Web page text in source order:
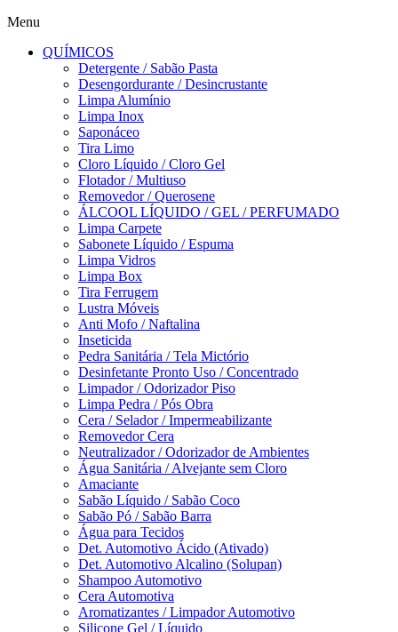
Menu
QUÍMICOS
Detergente / Sabão Pasta
Desengordurante / Desincrustante
Limpa Alumínio
Limpa Inox
Saponáceo
Tira Limo
Cloro Líquido / Cloro Gel
Flotador / Multiuso
Removedor / Querosene
ÁLCOOL LÍQUIDO / GEL / PERFUMADO
Limpa Carpete
Sabonete Líquido / Espuma
Limpa Vidros
Limpa Box
Tira Ferrugem
Lustra Móveis
Anti Mofo / Naftalina
Inseticida
Pedra Sanitária / Tela Mictório
Desinfetante Pronto Uso / Concentrado
Limpador / Odorizador Piso
Limpa Pedra / Pós Obra
Cera / Selador / Impermeabilizante
Removedor Cera
Neutralizador / Odorizador de Ambientes
Água Sanitária / Alvejante sem Cloro
Amaciante
Sabão Líquido / Sabão Coco
Sabão Pó / Sabão Barra
Água para Tecidos
Det. Automotivo Ácido (Ativado)
Det. Automotivo Alcalino (Solupan)
Shampoo Automotivo
Cera Automotiva
Aromatizantes / Limpador Automotivo
Silicone Gel / Líquido